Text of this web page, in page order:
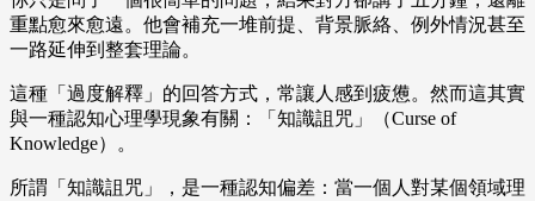
重點愈來愈遠。他會補充一堆前提、背景脈絡、例外情況甚至
一路延伸到整套理論。
這種「過度解釋」的回答方式，常讓人感到疲憊。然而這其實
與一種認知心理學現象有關：「知識詛咒」（Curse of
Knowledge）。
所謂「知識詛咒」，是一種認知偏差：當一個人對某個領域理